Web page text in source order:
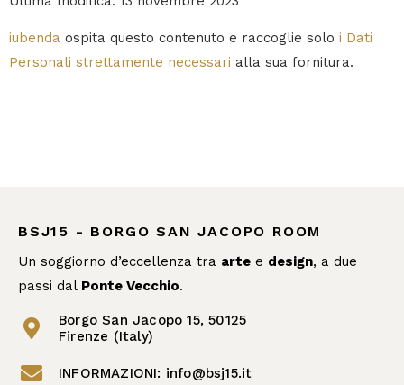
iubenda ospita questo contenuto e raccoglie solo i Dati
Personali strettamente necessari alla sua fornitura.
BSJ15 - BORGO SAN JACOPO ROOM
Un soggiorno d’eccellenza tra arte e design, a due
passi dal Ponte Vecchio.
Borgo San Jacopo 15, 50125
Firenze (Italy)
INFORMAZIONI: info@bsj15.it